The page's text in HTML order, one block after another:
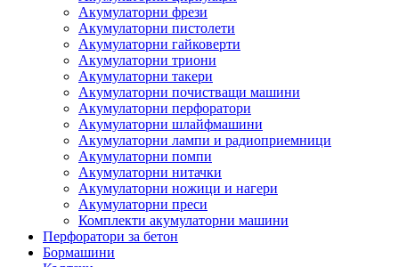
Акумулаторни фрези
Акумулаторни пистолети
Акумулаторни гайковерти
Акумулаторни триони
Акумулаторни такери
Акумулаторни почистващи машини
Акумулаторни перфоратори
Акумулаторни шлайфмашини
Акумулаторни лампи и радиоприемници
Акумулаторни помпи
Акумулаторни нитачки
Акумулаторни ножици и нагери
Акумулаторни преси
Комплекти акумулаторни машини
Перфоратори за бетон
Бормашини